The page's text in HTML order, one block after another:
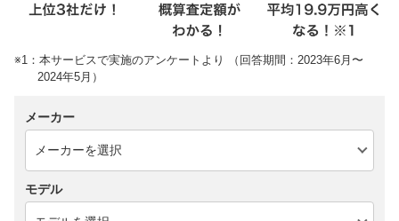
※1：本サービスで実施のアンケートより （回答期間：2023年6月〜
2024年5月）
メーカー
モデル